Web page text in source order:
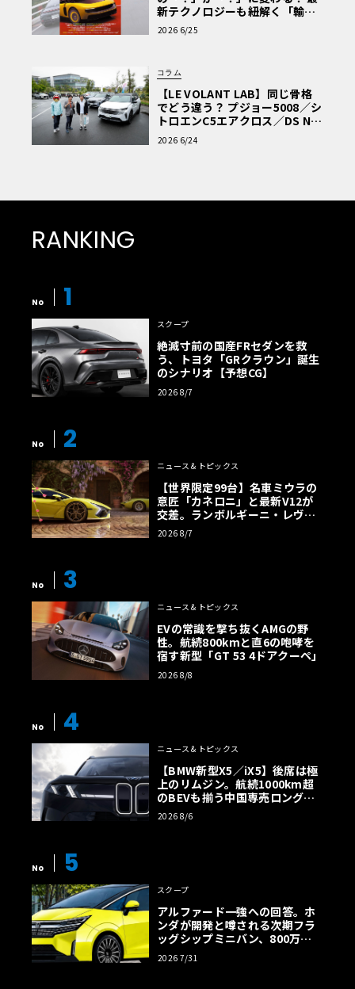
くわえて、アウトドアやペット、ゴルフなど、モビリティ
を通じたライフスタイル提案なども積極的に行うことによ
訪れる家族連れやなど多くの来場者で賑わっているとい
う。
スーパーカー展示に本格オークション、新たな魅力が
続々
とはいえ、まだ成長過程にあるイベントということで毎回
喚起しているとのことである。
今年は、まず初日の土曜日に現代のスーパーカーをオーナ
ー諸氏の協力のもと初めて展示。2日目の日曜午後には「B
Hオークション」社とのコラボ企画として、「トヨタ・ミ
ニエース」や「日産スカイラインGT-R（R32）」、あるい
本格的なオークションも併催されることになった。
そして、2日間を通じたメイン企画として「コンクール・オ
ブ・エレガンス＠軽井沢 2025秋（Concours of Elegance
＠2025 AUTUMN）」と銘打ったコンクール・デレガンス
が、昨年の第1回に引き続いて日曜日に開催された。
新テクノロジーも紐解く「輸入
車Q&A」
2026 6/25
コラム
【LE VOLANT LAB】同じ骨格
でどう違う？ プジョー5008／シ
トロエンC5エアクロス／DS Nº4
読者一気乗りレポート
2026 6/24
RANKING
No 1
スクープ
絶滅寸前の国産FRセダンを救
う、トヨタ「GRクラウン」誕生
のシナリオ【予想CG】
2026 8/7
No 2
ニュース＆トピックス
【世界限定99台】名車ミウラの
意匠「カネロニ」と最新V12が
交差。ランボルギーニ・レヴエ
ルトに60周年記念車が登場
2026 8/7
No 3
ニュース＆トピックス
EVの常識を撃ち抜くAMGの野
性。航続800kmと直6の咆哮を
宿す新型「GT 53 4ドアクーペ」
2026 8/8
No 4
ニュース＆トピックス
【BMW新型X5／iX5】後席は極
上のリムジン。航続1000km超
のBEVも揃う中国専売ロング仕
様の全貌
2026 8/6
No 5
スクープ
アルファード一強への回答。ホ
ンダが開発と噂される次期フラ
ッグシップミニバン、800万円
超の勝算【予想CG】
2026 7/31